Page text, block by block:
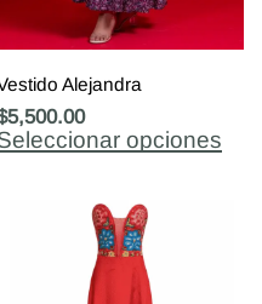
Alejandra
5,500.00
opciones